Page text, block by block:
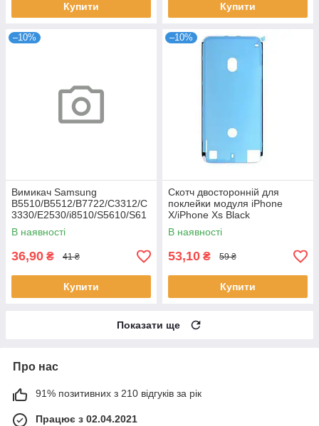
Купити Купити
–10%
Вимикач Samsung
B5510/B5512/B7722/C3312/C
3330/E2530/i8510/S5610/S61
02
В наявності
36,90 ₴ 41 ₴
Купити
–10%
Скотч двосторонній для
поклейки модуля iPhone
X/iPhone Xs Black
В наявності
53,10 ₴ 59 ₴
Купити
Показати ще
Про нас
91% позитивних з 210 відгуків за рік
Працює з 02.04.2021